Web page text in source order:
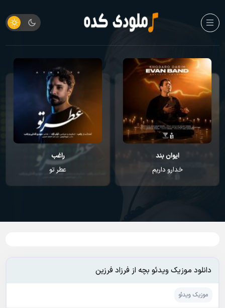
ایوان بند
خدارو داریم
راغب
عطر تو
دانلود موزیک ویدئو بچه از فرزاد فرزین
موزیک ویدئو